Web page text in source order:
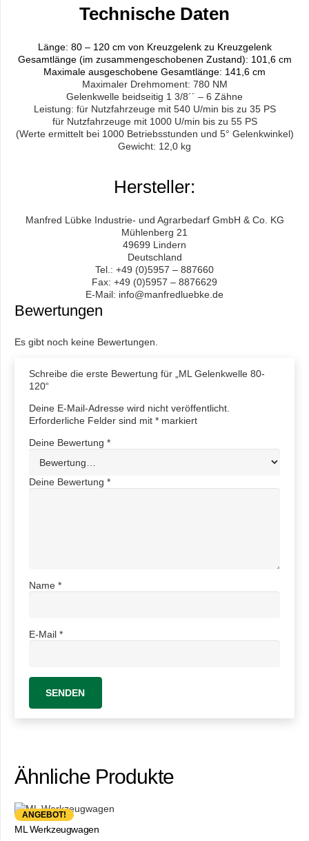
Technische Daten
Länge: 80 – 120 cm von Kreuzgelenk zu Kreuzgelenk
Gesamtlänge (im zusammengeschobenen Zustand): 101,6 cm
Maximale ausgeschobene Gesamtlänge: 141,6 cm
Maximaler Drehmoment: 780 NM
Gelenkwelle beidseitig 1 3/8´´ – 6 Zähne
Leistung: für Nutzfahrzeuge mit 540 U/min bis zu 35 PS
für Nutzfahrzeuge mit 1000 U/min bis zu 55 PS
(Werte ermittelt bei 1000 Betriebsstunden und 5° Gelenkwinkel)
Gewicht: 12,0 kg
Hersteller:
Manfred Lübke Industrie- und Agrarbedarf GmbH & Co. KG
Mühlenberg 21
49699 Lindern
Deutschland
Tel.: +49 (0)5957 – 887660
Fax: +49 (0)5957 – 8876629
E-Mail: info@manfredluebke.de
Bewertungen
Es gibt noch keine Bewertungen.
Schreibe die erste Bewertung für „ML Gelenkwelle 80-
120“
Deine E-Mail-Adresse wird nicht veröffentlicht.
Erforderliche Felder sind mit * markiert
Deine Bewertung *
Deine Bewertung *
Name *
E-Mail *
Ähnliche Produkte
ANGEBOT!
ML Werkzeugwagen